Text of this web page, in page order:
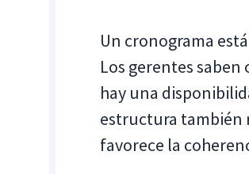
Un cronograma
Los gerentes
hay una
estructura también
favorece la